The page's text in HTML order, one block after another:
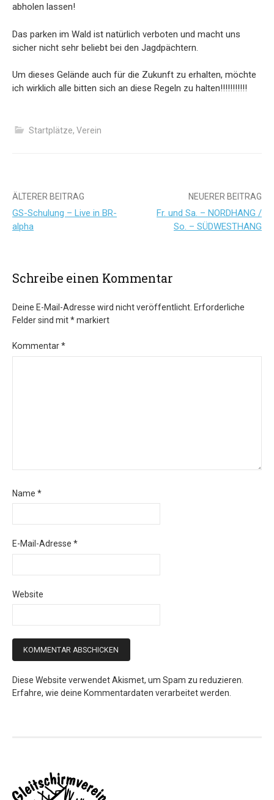
abholen lassen!
Das parken im Wald ist natürlich verboten und macht uns
sicher nicht sehr beliebt bei den Jagdpächtern.
Um dieses Gelände auch für die Zukunft zu erhalten, möchte
ich wirklich alle bitten sich an diese Regeln zu halten!!!!!!!!!!!
Startplätze, Verein
Beitrags-
Navigation
ÄLTERER BEITRAG
GS-Schulung – Live in BR-
alpha
NEUERER BEITRAG
Fr. und Sa. – NORDHANG /
So. – SÜDWESTHANG
Schreibe einen Kommentar
Deine E-Mail-Adresse wird nicht veröffentlicht. Erforderliche
Felder sind mit*markiert
Kommentar*
Name *
E-Mail-Adresse *
Website
Diese Website verwendet Akismet, um Spam zu reduzieren.
Erfahre, wie deine Kommentardaten verarbeitet werden.